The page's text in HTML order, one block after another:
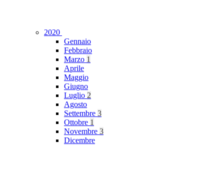
2020
Gennaio
Febbraio
Marzo 1
Aprile
Maggio
Giugno
Luglio 2
Agosto
Settembre 3
Ottobre 1
Novembre 3
Dicembre